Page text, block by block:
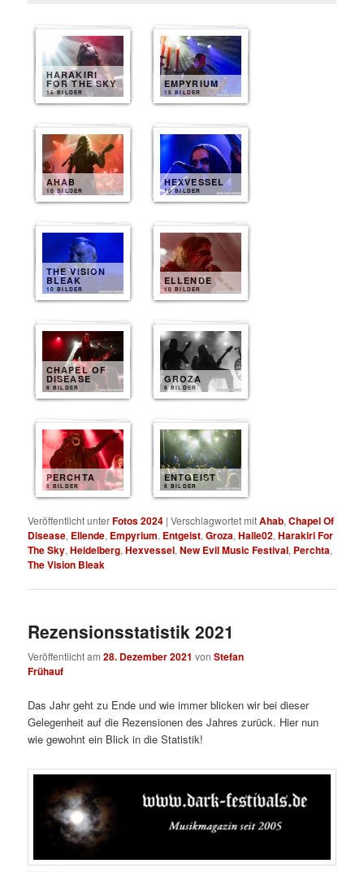
HARAKIRI
FOR THE SKY
15 BILDER
EMPYRIUM
15 BILDER
AHAB
10 BILDER
HEXVESSEL
10 BILDER
THE VISION
BLEAK
10 BILDER
ELLENDE
10 BILDER
CHAPEL OF
DISEASE
8 BILDER
GROZA
8 BILDER
PERCHTA
8 BILDER
ENTGEIST
8 BILDER
Veröffentlicht unterFotos 2024 |Verschlagwortet mitAhab,Chapel Of
Disease, Ellende, Empyrium, Entgeist,Groza,Halle02,Harakiri For
The Sky,Heidelberg,Hexvessel,New Evil Music Festival, Perchta,
The Vision Bleak
Rezensionsstatistik 2021
Veröffentlicht am28. Dezember 2021 vonStefan
Frühauf
Das Jahr geht zu Ende und wie immer blicken wir bei dieser
Gelegenheit auf die Rezensionen des Jahres zurück. Hier nun
wie gewohnt ein Blick in die Statistik!